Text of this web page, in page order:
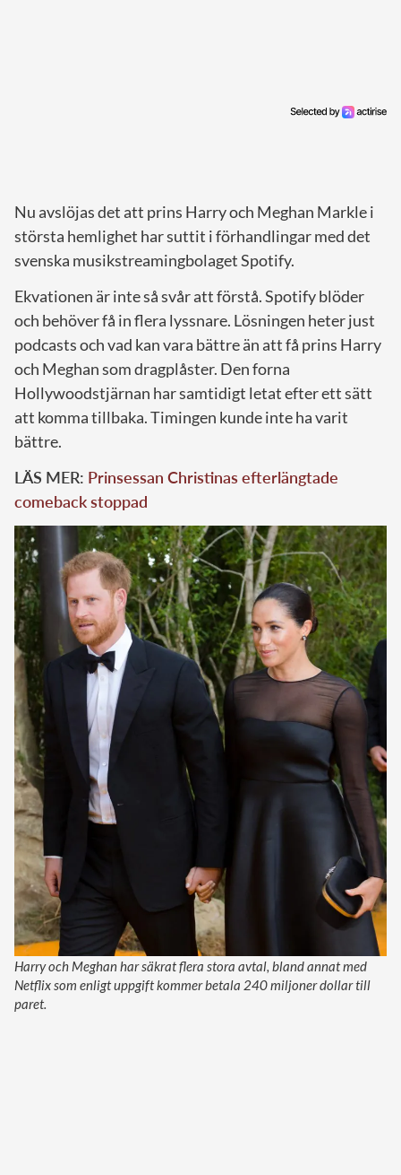
Nu avslöjas det att prins Harry och Meghan Markle i
största hemlighet har suttit i förhandlingar med det
svenska musikstreamingbolaget Spotify.
Ekvationen är inte så svår att förstå. Spotify blöder
och behöver få in flera lyssnare. Lösningen heter just
podcasts och vad kan vara bättre än att få prins Harry
och Meghan som dragplåster. Den forna
Hollywoodstjärnan har samtidigt letat efter ett sätt
att komma tillbaka. Timingen kunde inte ha varit
bättre.
LÄS MER: Prinsessan Christinas efterlängtade
comeback stoppad
Harry och Meghan har säkrat flera stora avtal, bland annat med
Netflix som enligt uppgift kommer betala 240 miljoner dollar till
paret.